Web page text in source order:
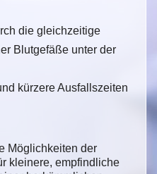
die gleichzeitige
Blutgefäße unter der
kürzere Ausfallszeiten
Möglichkeiten der
kleinere, empfindliche